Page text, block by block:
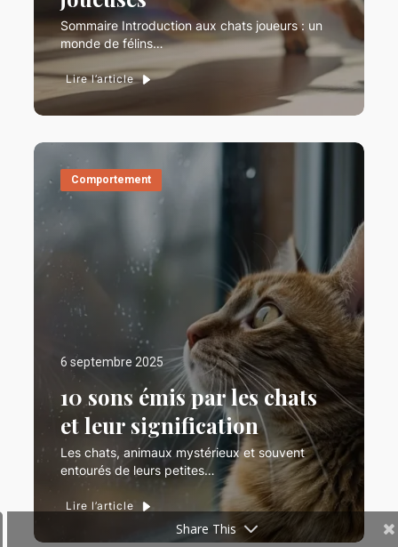
Sommaire Introduction aux chats joueurs : un
monde de félins…
Lire l’article
Comportement
6 septembre 2025
10 sons émis par les chats
et leur signification
Les chats, animaux mystérieux et souvent
entourés de leurs petites…
Lire l’article
Share This